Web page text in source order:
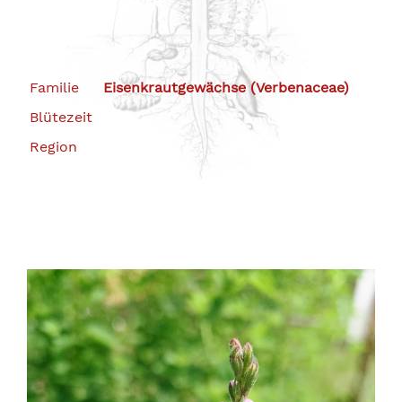
Familie
Eisenkrautgewächse (Verbenaceae)
Blütezeit
Region